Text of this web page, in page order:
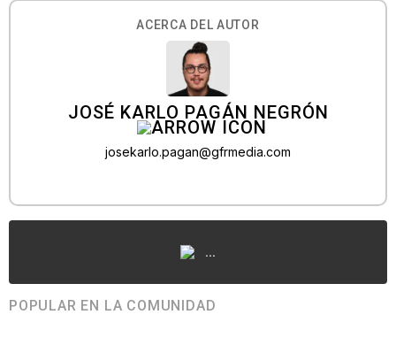
ACERCA DEL AUTOR
JOSÉ KARLO PAGÁN NEGRÓN
josekarlo.pagan@gfrmedia.com
...
POPULAR EN LA COMUNIDAD